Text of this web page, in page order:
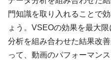
門知識を取り入れることで
ょう。VSEOの効果を最大
分析を組み合わせた結果改
って、動画のパフォーマン